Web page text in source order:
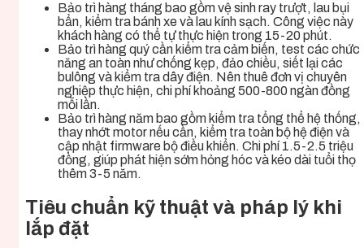
Bảo trì hàng tháng bao gồm vệ sinh ray trượt, lau bụi
bẩn, kiểm tra bánh xe và lau kính sạch. Công việc này
khách hàng có thể tự thực hiện trong 15-20 phút.
Bảo trì hàng quý cần kiểm tra cảm biến, test các chức
năng an toàn như chống kẹp, đảo chiều, siết lại các
bulông và kiểm tra dây điện. Nên thuê đơn vị chuyên
nghiệp thực hiện, chi phí khoảng 500-800 ngàn đồng
mỗi lần.
Bảo trì hàng năm bao gồm kiểm tra tổng thể hệ thống,
thay nhớt motor nếu cần, kiểm tra toàn bộ hệ điện và
cập nhật firmware bộ điều khiển. Chi phí 1.5-2.5 triệu
đồng, giúp phát hiện sớm hỏng hóc và kéo dài tuổi thọ
thêm 3-5 năm.
Tiêu chuẩn kỹ thuật và pháp lý khi
lắp đặt